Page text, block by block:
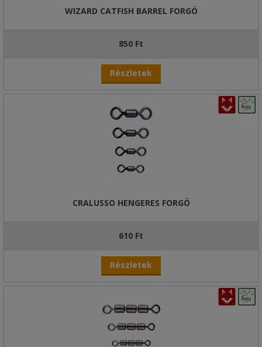
WIZARD CATFISH BARREL FORGÓ
850 Ft
Részletek
CRALUSSO HENGERES FORGÓ
610 Ft
Részletek